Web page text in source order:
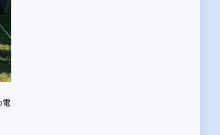
電